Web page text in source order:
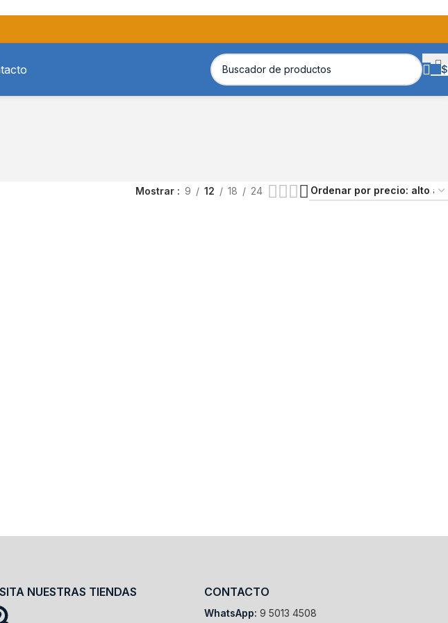
$
Mostrar 9 12 18 24
NUESTRAS TIENDAS CONTACTO
WhatsApp: 9 5013 4508